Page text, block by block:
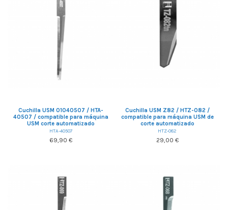
Cuchilla USM 01040507 / HTA-
40507 / compatible para máquina
USM corte automatizado
HTA-40507
69,90 €
Cuchilla USM Z82 / HTZ-082 /
compatible para máquina USM de
corte automatizado
HTZ-082
29,00 €